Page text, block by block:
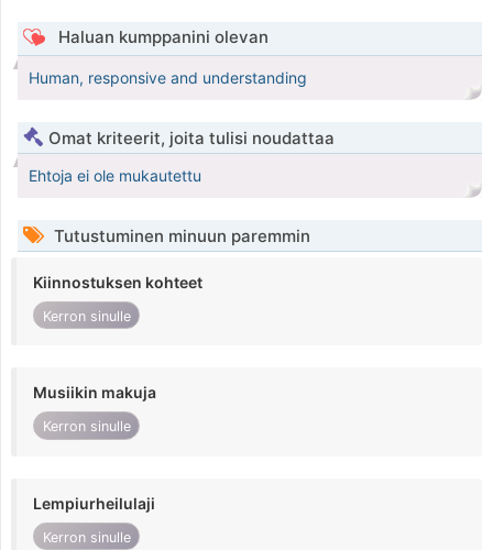
Haluan kumppanini olevan
Human, responsive and understanding
Omat kriteerit, joita tulisi noudattaa
Ehtoja ei ole mukautettu
Tutustuminen minuun paremmin
Kiinnostuksen kohteet
Kerron sinulle
Musiikin makuja
Kerron sinulle
Lempiurheilulaji
Kerron sinulle